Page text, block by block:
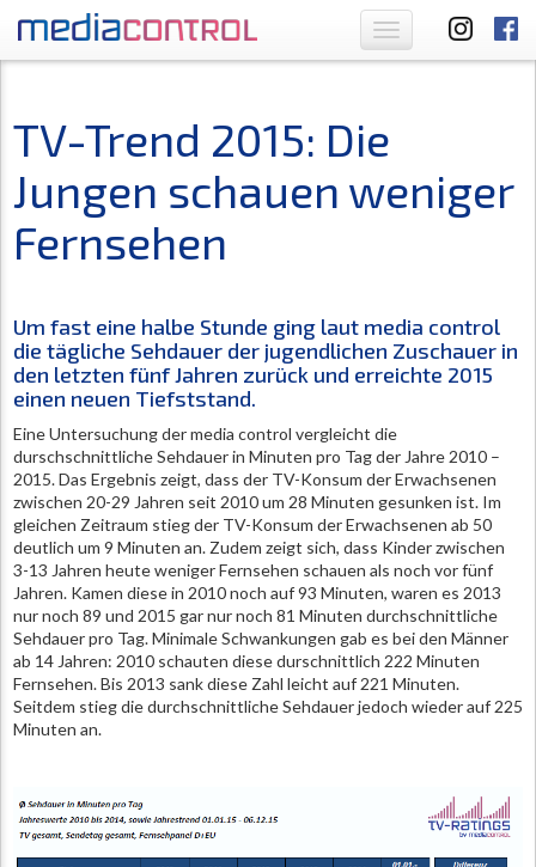
Toggle
navigation
TV-Trend 2015: Die
Jungen schauen weniger
Fernsehen
Um fast eine halbe Stunde ging laut media control
die tägliche Sehdauer der jugendlichen Zuschauer in
den letzten fünf Jahren zurück und erreichte 2015
einen neuen Tiefststand.
Eine Untersuchung der media control vergleicht die
durschschnittliche Sehdauer in Minuten pro Tag der Jahre 2010 –
2015. Das Ergebnis zeigt, dass der TV-Konsum der Erwachsenen
zwischen 20-29 Jahren seit 2010 um 28 Minuten gesunken ist. Im
gleichen Zeitraum stieg der TV-Konsum der Erwachsenen ab 50
deutlich um 9 Minuten an. Zudem zeigt sich, dass Kinder zwischen
3-13 Jahren heute weniger Fernsehen schauen als noch vor fünf
Jahren. Kamen diese in 2010 noch auf 93 Minuten, waren es 2013
nur noch 89 und 2015 gar nur noch 81 Minuten durchschnittliche
Sehdauer pro Tag. Minimale Schwankungen gab es bei den Männer
ab 14 Jahren: 2010 schauten diese durschnittlich 222 Minuten
Fernsehen. Bis 2013 sank diese Zahl leicht auf 221 Minuten.
Seitdem stieg die durchschnittliche Sehdauer jedoch wieder auf 225
Minuten an.